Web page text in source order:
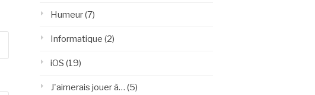
Humeur(7)
Informatique (2)
iOS (19)
J'aimerais jouer à… (5)